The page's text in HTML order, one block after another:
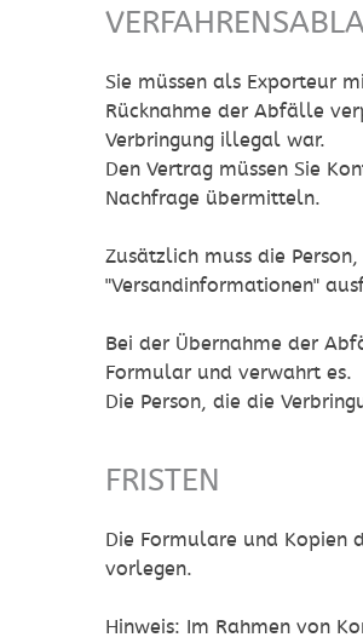
Sie müssen als Exporteur
Rücknahme der Abfälle
Verbringung illegal war.
Den Vertrag müssen Sie
Nachfrage übermitteln.
Zusätzlich muss die
"Versandinformationen"
Bei der Übernahme der
Formular und verwahrt es.
Die Person, die die
FRISTEN
Die Formulare und Kopien
vorlegen.
Hinweis: Im Rahmen von